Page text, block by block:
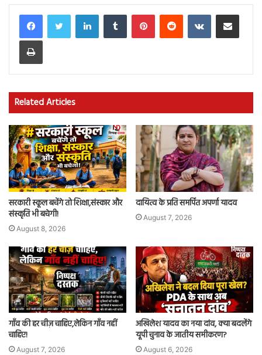
LinkedInTumblr PinterestReddit VKontakteShare via Email
Print
Related Articles
सरकारी स्कूल बचेंगे तो शिक्षा,संस्कार और
संस्कृति भी बचेगी!
August 8, 2026
दायित्व के प्रति समर्पित अपर्णा यादव
August 7, 2026
गाँव की हर चीज़ चाहिए,लेकिन गाँव नहीं
चाहिए!
August 7, 2026
अखिलेश यादव का नया दांव, क्या बदलेंगे
यूपी चुनाव के जातीय समीकरण?
August 6, 2026